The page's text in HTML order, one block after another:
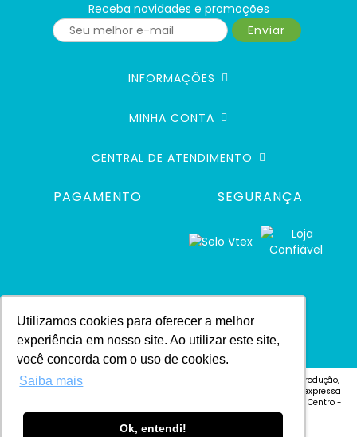
Utilizamos cookies para oferecer a melhor
experiência em nosso site. Ao utilizar este site,
você concorda com o uso de cookies.
Saiba mais
Ok, entendi!
Receba novidades e promoções
Enviar
INFORMAÇÕES
MINHA CONTA
CENTRAL DE ATENDIMENTO
PAGAMENTO SEGURANÇA
© 2024 Defacile. Todos os direitos reservados. É vedada qualquer reprodução,
total ou parcial, de qualquer elemento de identidade, ou textos, sem expressa
autorização Defacile - Endereço: Rua Cel. José Vitoriano Vilas Bôas, 4 - Centro -
CEP 18600-130 - Botucatu-SP